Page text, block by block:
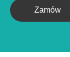
Zamów